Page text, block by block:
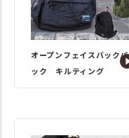
オープンフェイスバックパ
ック キルティング